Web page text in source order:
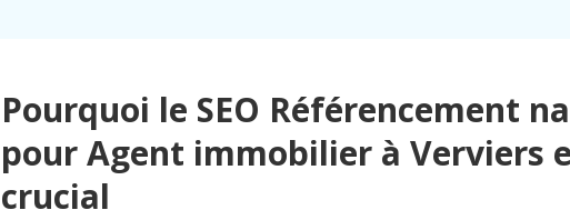
Pourquoi le SEO Référencement
pour Agent immobilier à Verviers
crucial